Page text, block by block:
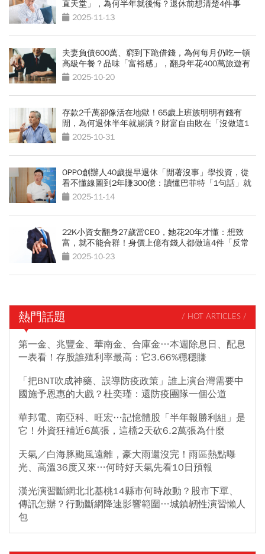
直天堂」，為何半年就後悔？退休前想清楚4件事
2025-11-13
夫妻負債600萬、窮到下跪借錢，為何每月仍吃一頓
高級午餐？品味「富裕感」，翻身年花400萬旅遊有
錢人2025-10-20
存款2千萬卻像活在地獄！65歲上班族明明有錢有
閒，為何退休半年就崩潰？財富自由敗在「沒做這1
事」2025-10-31
OPPO創辦人40歲提早退休「閒著沒事」學投資，從
看不懂線圖到2年賺300億：讀懂巴菲特「1句話」就
夠了2025-11-14
22K小資女翻身27歲當CEO，她花20年才懂：想致
富，就不能合群！身價上億有錢人都做這4件「反常
事」2025-10-23
熱門話題 / HOT ARTICLES /
第一金、兆豐金、華南金、合庫金…本週除息日、配息
一表看！存股誰殖利率最高：它3.66%穩穩賺
「把BNT吹成神藥、誤導防疫政策」誰上演台灣需要中
國施予恩惠的大戲？杜奕瑾：還防疫團隊一個公道
華邦電、南亞科、旺宏…記憶體股「半年報勝利組」是
它！外資狂補近6萬張，這檔2天砍6.2萬張為什麼
天氣／白海豚颱風遠離，豪大雨還沒完！雨區熱點曝
光、高溫36度又來…何時好天氣先看10日預報
漢光演習斷網北北基桃14縣市何時啟動？股市下單、
傳訊怎辦？行動斷網降速影響範圍…城鎮韌性演習懶人
包